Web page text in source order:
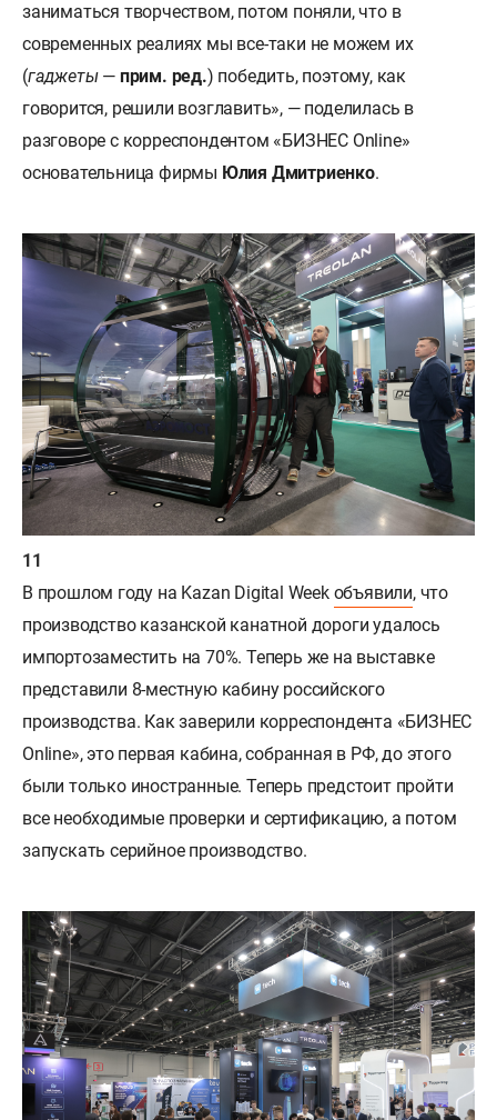
заниматься творчеством, потом поняли, что в
современных реалиях мы все-таки не можем их
(гаджеты— прим. ред.) победить, поэтому, как
говорится, решили возглавить», — поделилась в
разговоре с корреспондентом «БИЗНЕС Online»
основательница фирмы Юлия Дмитриенко.
В прошлом году на Kazan Digital Week объявили, что
производство казанской канатной дороги удалось
импортозаместить на 70%. Теперь же на выставке
представили 8-местную кабину российского
производства. Как заверили корреспондента «БИЗНЕС
Online», это первая кабина, собранная в РФ, до этого
были только иностранные. Теперь предстоит пройти
все необходимые проверки и сертификацию, а потом
запускать серийное производство.